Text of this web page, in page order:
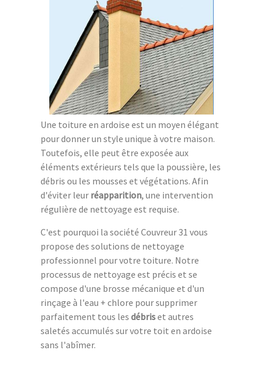
Une toiture en ardoise est un moyen élégant
pour donner un style unique à votre maison.
Toutefois, elle peut être exposée aux
éléments extérieurs tels que la poussière, les
débris ou les mousses et végétations. Afin
d'éviter leur réapparition, une intervention
régulière de nettoyage est requise.
C'est pourquoi la société Couvreur 31 vous
propose des solutions de nettoyage
professionnel pour votre toiture. Notre
processus de nettoyage est précis et se
compose d'une brosse mécanique et d'un
rinçage à l'eau + chlore pour supprimer
parfaitement tous les débriset autres
saletés accumulés sur votre toit en ardoise
sans l'abîmer.